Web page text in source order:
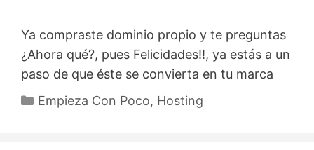
Ya compraste dominio propio y te preguntas
¿Ahora qué?, pues Felicidades!!, ya estás a un
paso de que éste se convierta en tu marca
Categorías
Empieza Con Poco, Hosting